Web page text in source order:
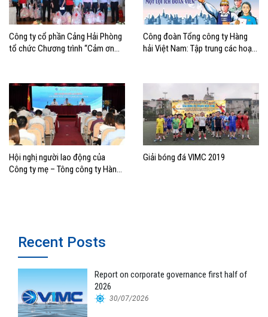
Công ty cổ phần Cảng Hải Phòng
tổ chức Chương trình “Cảm ơn
Công đoàn Tổng công ty Hàng
hải Việt Nam: Tập trung các hoạt
nhân năm 2019
Hội nghị người lao động của
Công ty mẹ – Tông công ty Hàng
Giải bóng đá VIMC 2019
Recent Posts
Report on corporate governance first half of
2026
30/07/2026